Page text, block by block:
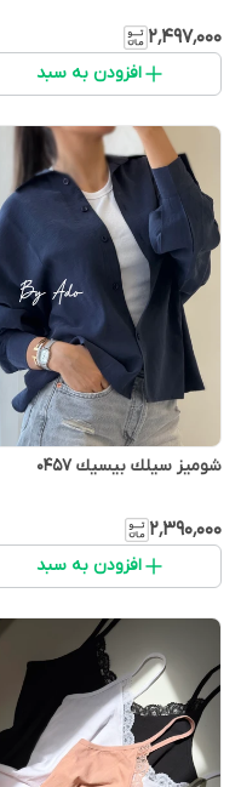
۲٬۴۹۷٬۰۰۰
افزودن به سبد
شوميز سيلك بيسيك 0457
۲٬۳۹۰٬۰۰۰
افزودن به سبد